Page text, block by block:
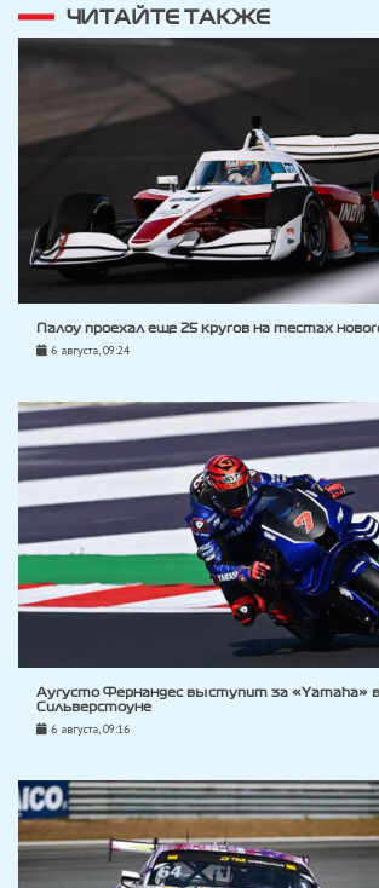
ЧИТАЙТЕ ТАКЖЕ
Палоу проехал еще 25 кругов на тестах
6 августа, 09:24
Аугусто Фернандес выступит за «Yamaha» в
Сильверстоуне
6 августа, 09:16